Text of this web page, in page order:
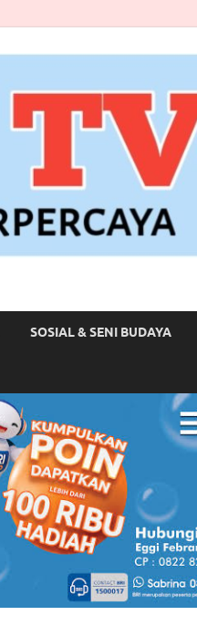
SOSIAL & SENI BUDAYA